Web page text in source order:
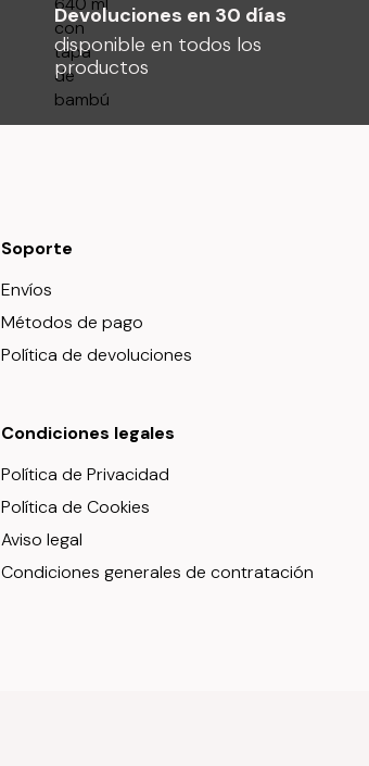
Devoluciones en 30 días
disponible en todos los
productos
Soporte
Envíos
Métodos de pago
Política de devoluciones
Condiciones legales
Política de Privacidad
Política de Cookies
Aviso legal
Condiciones generales de contratación